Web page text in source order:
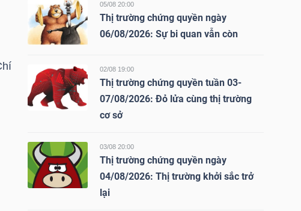
05/08 20:00
Thị trường chứng quyền ngày
06/08/2026: Sự bi quan vẫn còn
02/08 19:00
Thị trường chứng quyền tuần 03-
07/08/2026: Đỏ lửa cùng thị trường
cơ sở
03/08 20:00
Thị trường chứng quyền ngày
04/08/2026: Thị trường khởi sắc trở
lại